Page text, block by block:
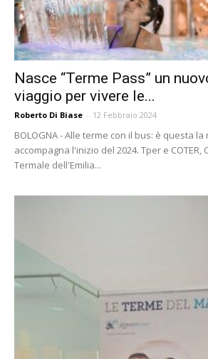
Nasce “Terme Pass” un
viaggio per vivere le...
Roberto Di Biase - 12 Febbraio 2024
BOLOGNA - Alle terme con il bus: è questa la
accompagna l'inizio del 2024. Tper e COTER,
Termale dell'Emilia...